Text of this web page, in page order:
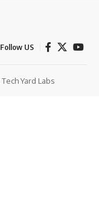
Follow US
Tech Yard Labs